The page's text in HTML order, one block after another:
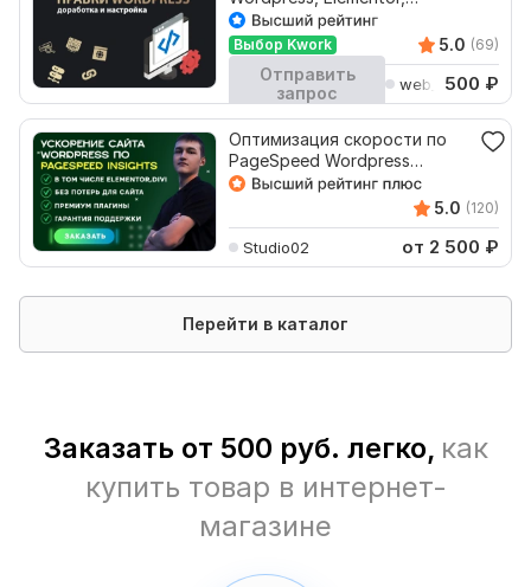
Кворк остановлен
Woocommerce
Выбор Kwork 5.0 (69)
Отправить
запрос
web_sys_admin
500 ₽
Оптимизация скорости по
PageSpeed Wordpress
Elementor, Ускорение сайта
5.0 (120)
Studio02 от 2 500 ₽
Перейти в каталог
Заказать от 500 руб. легко, как
купить товар в интернет-
магазине